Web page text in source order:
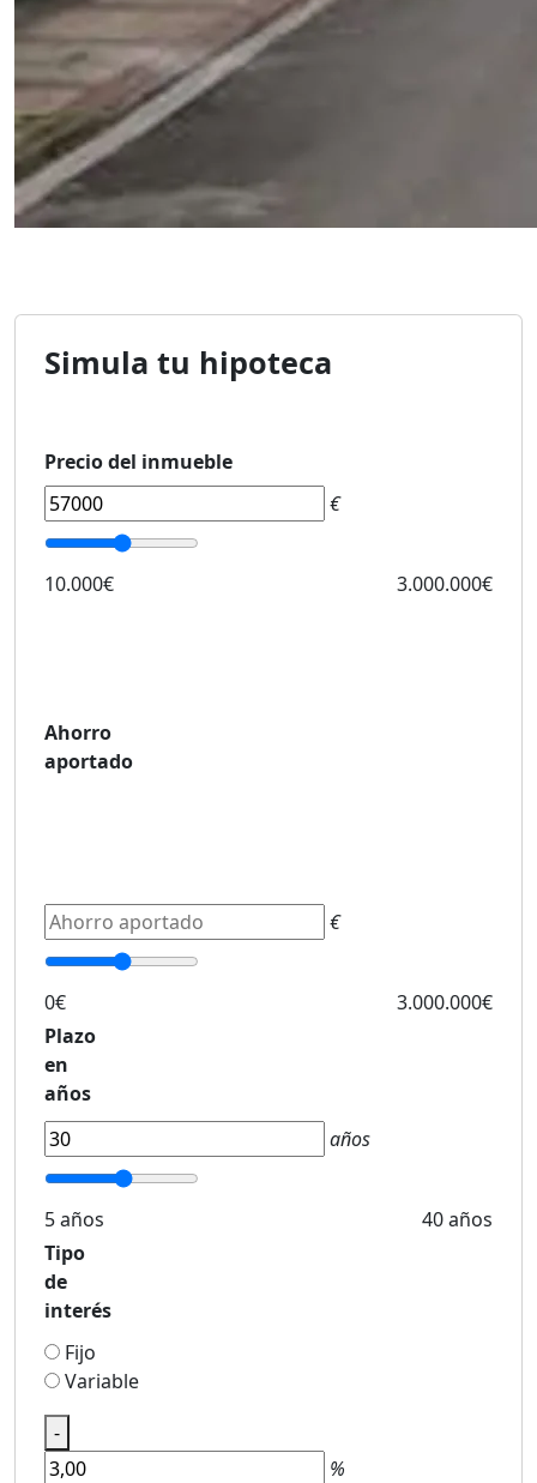
Simula tu hipoteca
Precio del inmueble
€
10.000€ 3.000.000€
Ahorro
aportado
€
0€
3.000.000€
Plazo
en
años
años
5 años
40 años
Tipo
de
interés
Fijo
Variable
-
%